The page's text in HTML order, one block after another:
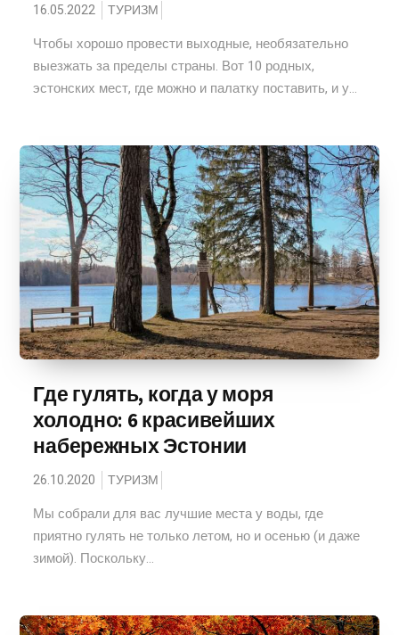
16.05.2022 ТУРИЗМ
Чтобы хорошо провести выходные, необязательно
выезжать за пределы страны. Вот 10 родных,
эстонских мест, где можно и палатку поставить, и у...
Где гулять, когда у моря
холодно: 6 красивейших
набережных Эстонии
26.10.2020 ТУРИЗМ
Мы собрали для вас лучшие места у воды, где
приятно гулять не только летом, но и осенью (и даже
зимой). Поскольку...